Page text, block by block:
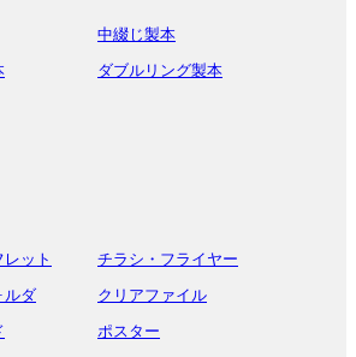
中綴じ製本
ダブルリング製本
ット
チラシ・フライヤー
ルダ
クリアファイル
ポスター